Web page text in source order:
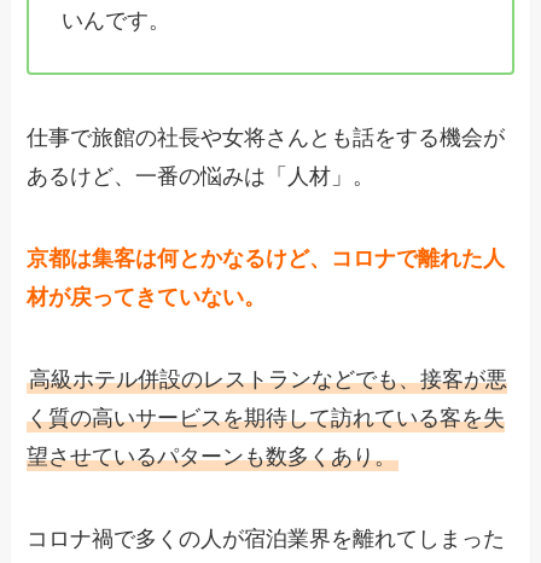
いんです。
仕事で旅館の社長や女将さんとも話をする機会が
あるけど、一番の悩みは「人材」。
京都は集客は何とかなるけど、コロナで離れた人
材が戻ってきていない。
高級ホテル併設のレストランなどでも、接客が悪
く質の高いサービスを期待して訪れている客を失
望させているパターンも数多くあり。
コロナ禍で多くの人が宿泊業界を離れてしまった